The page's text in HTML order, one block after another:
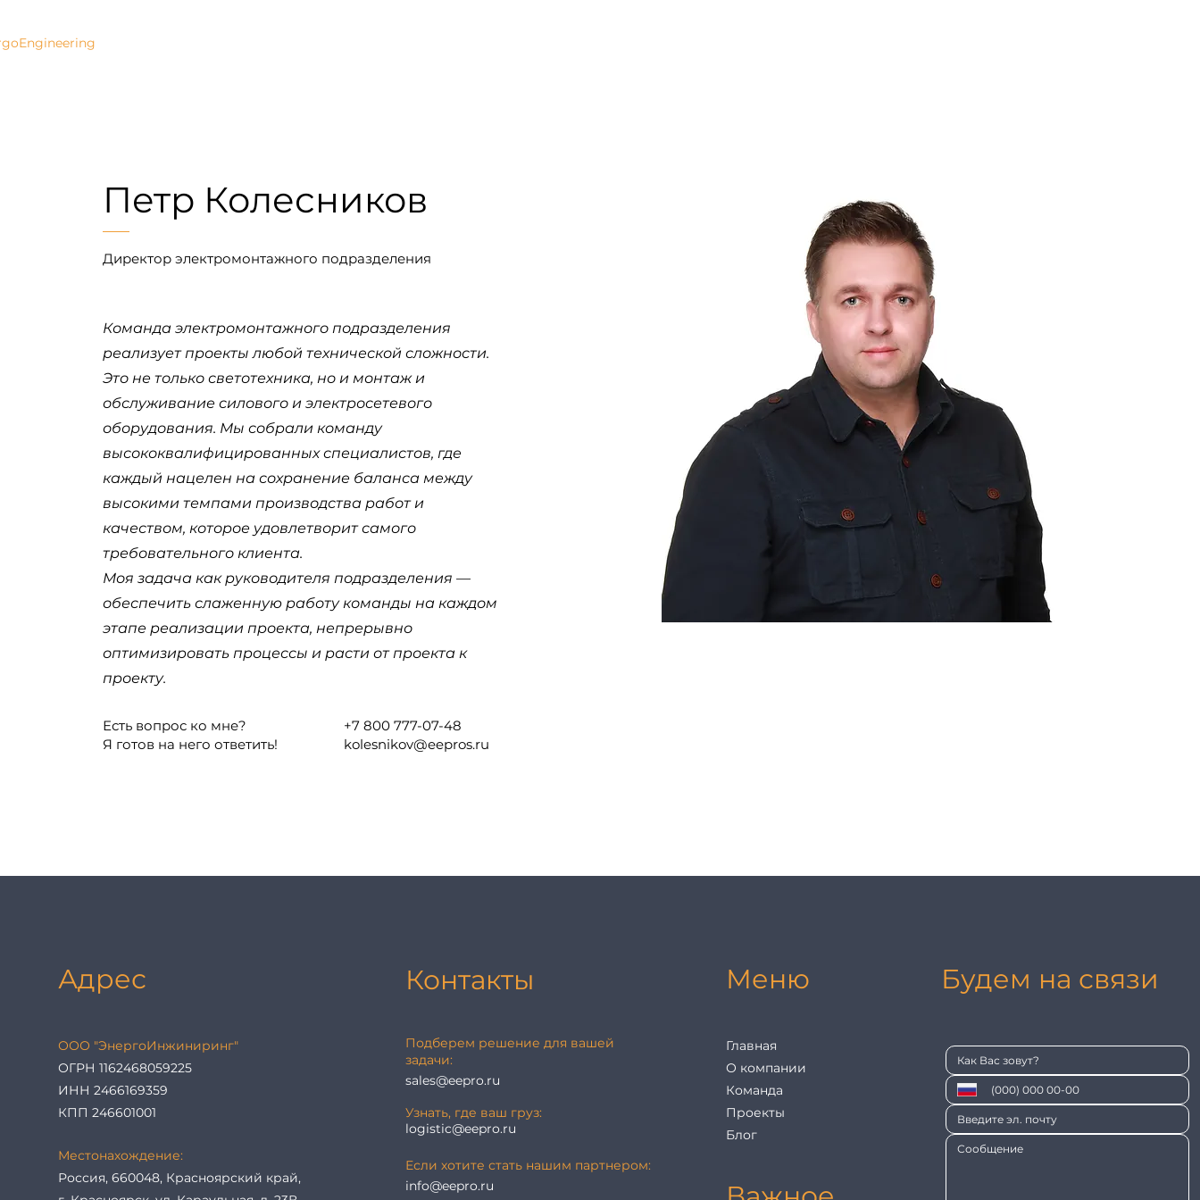
Петр Колесников
Директор электромонтажного подразделения
Команда электромонтажного подразделения
реализует проекты любой технической сложности.
Это не только светотехника, но и монтаж и
обслуживание силового и электросетевого
оборудования. Мы собрали команду
высококвалифицированных специалистов, где
каждый нацелен на сохранение баланса между
высокими темпами производства работ и
качеством, которое удовлетворит самого
требовательного клиента.
Моя задача как руководителя подразделения —
обеспечить слаженную работу команды на каждом
этапе реализации проекта, непрерывно
оптимизировать процессы и расти от проекта к
проекту.
Есть вопрос ко мне?
Я готов на него ответить!
+7 800 777-07-48
kolesnikov@eepros.ru
Адрес
ООО "ЭнергоИнжиниринг"
ОГРН 1162468059225
ИНН 2466169359
КПП 246601001
Местонахождение:
Россия, 660048, Красноярский край,
Контакты
Подберем решение для вашей
задачи:
sales@eepro.ru
Узнать, где ваш груз:
logistic@eepro.ru
Если хотите стать нашим партнером:
info@eepro.ru
Меню
Главная
О компании
Команда
Проекты
Блог
Будем на связи